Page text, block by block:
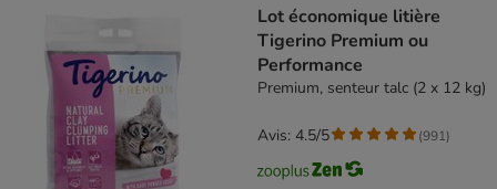
Lot économique litière
Tigerino Premium ou
Performance
Premium, senteur talc (2 x 12 kg)
Avis: 4.5/5 (991)